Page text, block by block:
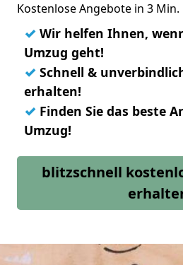
Kostenlose Angebote in 3 Min.
✓ Wir helfen Ihnen,
Umzug geht!
✓ Schnell &
erhalten!
✓ Finden Sie das beste
Umzug!
blitzschnell